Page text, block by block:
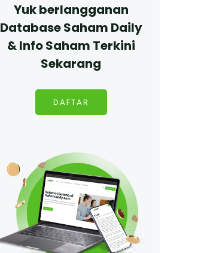
Yuk berlangganan
Database Saham Daily
& Info Saham Terkini
Sekarang
DAFTAR